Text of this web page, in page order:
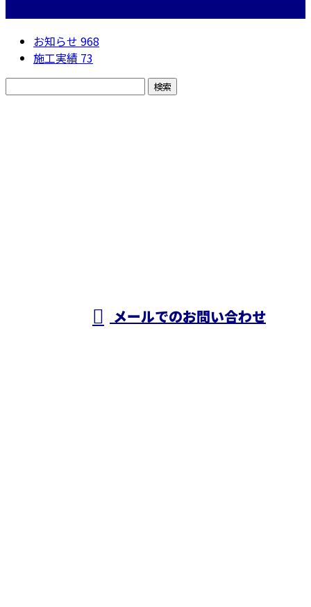
お知らせ 968
施工実績 73
メールでのお問い合わせ